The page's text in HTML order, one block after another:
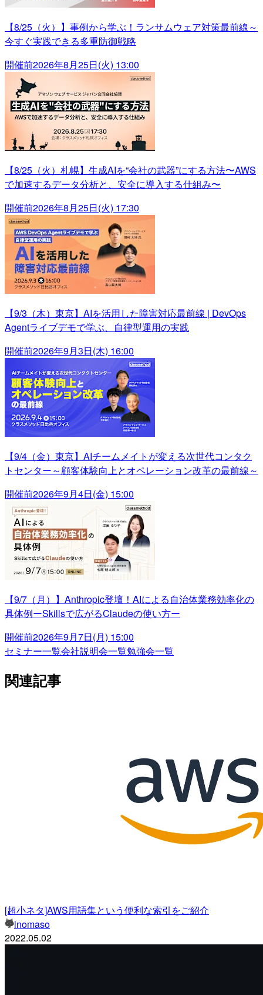
【8/25（火）】事例から学ぶ！ランサムウェア対策最前線～
今すぐ実践できる多重防御戦略
開催前2026年8月25日(火) 13:00
【8/25（火）札幌】生成AIを“会社の武器”にする方法〜AWS
で加速するデータ分析と、安全に導入する仕組み〜
開催前2026年8月25日(火) 17:30
【9/3（木）東京】AIを活用した障害対応最前線 | DevOps
Agentライブデモで学ぶ、自律型運用の実践
開催前2026年9月3日(木) 16:00
【9/4（金）東京】AIチームメイトが変える次世代コンタク
トセンター～顧客体験向上とオペレーション改革の最前線～
開催前2026年9月4日(金) 15:00
【9/7（月）】Anthropic登壇！AIによる自治体業務効率化の
具体例ーSkillsで広がるClaudeの使い方ー
開催前2026年9月7日(月) 15:00
セミナー一覧会社説明会一覧勉強会一覧
関連記事
[超小ネタ]AWS用語集という便利な索引をご紹介
inomaso
2022.05.02